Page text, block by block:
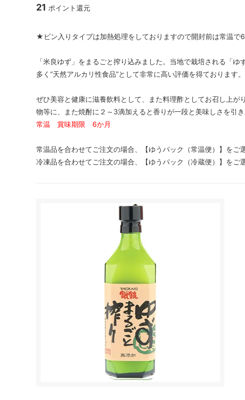
21 ポイント還元
★ビン入りタイプは加熱処理をしておりますので開封前は常温で6
「米良ゆず」をまるごと搾り込みました。当地で栽培される「
多く”天然アルカリ性食品”として非常に高い評価を得ております。
ぜひ美容と健康に滋養飲料として、また料理酢としてお召し上が
物等に、また焼酎に２～3滴加えると香りが一段と美味しさを引き
常温 賞味期限 6か月
常温品を合わせてご注文の場合、【ゆうパック（常温便）】をご
冷凍品を合わせてご注文の場合、【ゆうパック（冷蔵便）】をご